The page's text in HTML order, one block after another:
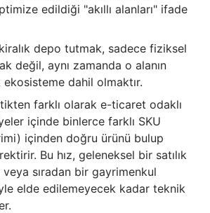
edildiği "akıllı alanları" ifade
depo tutmak, sadece fiziksel
değil, aynı zamanda o alanın
dahil olmaktır.
farklı olarak e-ticaret odaklı
içinde binlerce farklı SKU
içinden doğru ürünü bulup
Bu hız, geleneksel bir satılık
veya sıradan bir gayrimenkul
elde edilemeyecek kadar teknik